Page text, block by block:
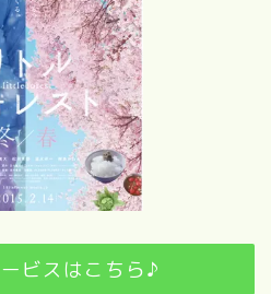
ビスはこちら♪